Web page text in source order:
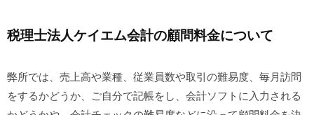
税理士法人ケイエム会計の顧問料金について
弊所では、売上高や業種、従業員数や取引の難易度、毎月訪問
をするかどうか、ご自分で記帳をし、会計ソフトに入力される